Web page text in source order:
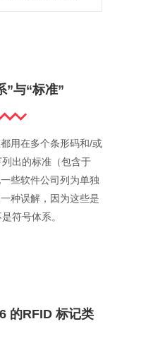
”与“标准”
用在多个条形码和/或
出的标准（包含于
些软件公司列为单独
种误解，因为这些是
符号体系。
的RFID 标记类